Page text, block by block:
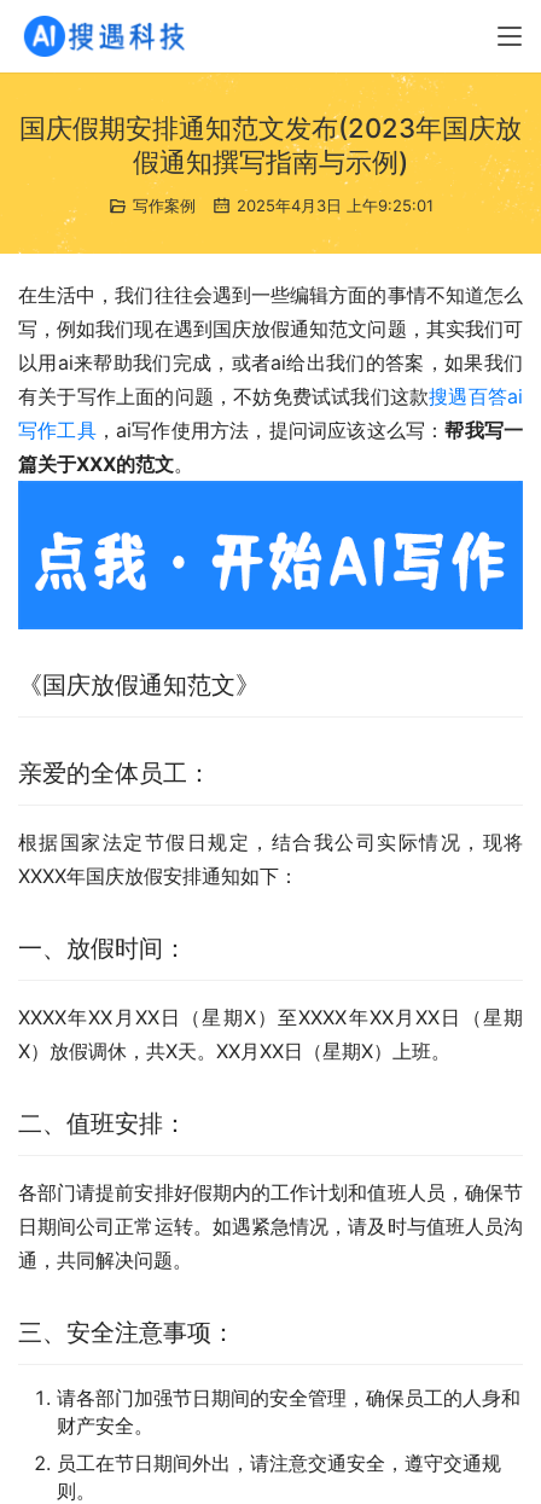
国庆假期安排通知范文发布(2023年国庆放
假通知撰写指南与示例)
写作案例 2025年4月3日 上午9:25:01
在生活中，我们往往会遇到一些编辑方面的事情不知道怎么
写，例如我们现在遇到国庆放假通知范文问题，其实我们可
以用ai来帮助我们完成，或者ai给出我们的答案，如果我们
有关于写作上面的问题，不妨免费试试我们这款搜遇百答ai
写作工具，ai写作使用方法，提问词应该这么写：帮我写一
篇关于XXX的范文。
《国庆放假通知范文》
亲爱的全体员工：
根据国家法定节假日规定，结合我公司实际情况，现将
XXXX年国庆放假安排通知如下：
一、放假时间：
XXXX年XX月XX日（星期X）至XXXX年XX月XX日（星期
X）放假调休，共X天。XX月XX日（星期X）上班。
二、值班安排：
各部门请提前安排好假期内的工作计划和值班人员，确保节
日期间公司正常运转。如遇紧急情况，请及时与值班人员沟
通，共同解决问题。
三、安全注意事项：
请各部门加强节日期间的安全管理，确保员工的人身和
财产安全。
员工在节日期间外出，请注意交通安全，遵守交通规
则。